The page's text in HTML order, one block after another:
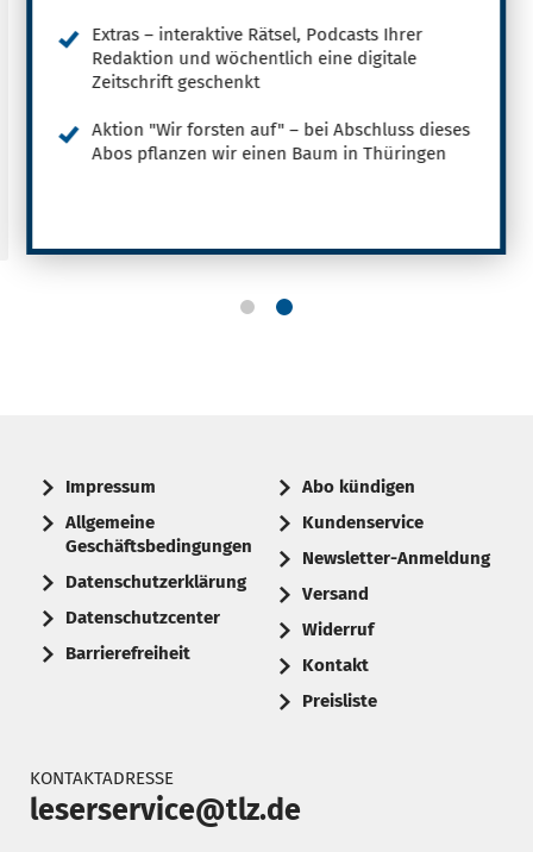
Extras – interaktive Rätsel, Podcasts Ihrer
Redaktion und wöchentlich eine digitale
Zeitschrift geschenkt
Aktion "Wir forsten auf" – bei Abschluss dieses
Abos pflanzen wir einen Baum in Thüringen
Impressum
Allgemeine
Geschäftsbedingungen
Datenschutzerklärung
Datenschutzcenter
Barrierefreiheit
Abo kündigen
Kundenservice
Newsletter-Anmeldung
Versand
Widerruf
Kontakt
Preisliste
KONTAKTADRESSE
leserservice@tlz.de